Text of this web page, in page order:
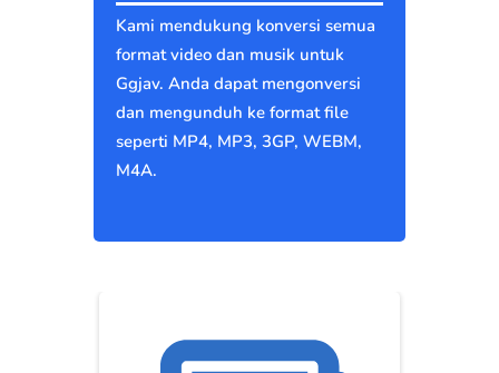
Kami mendukung konversi semua
format video dan musik untuk
Ggjav. Anda dapat mengonversi
dan mengunduh ke format file
seperti MP4, MP3, 3GP, WEBM,
M4A.